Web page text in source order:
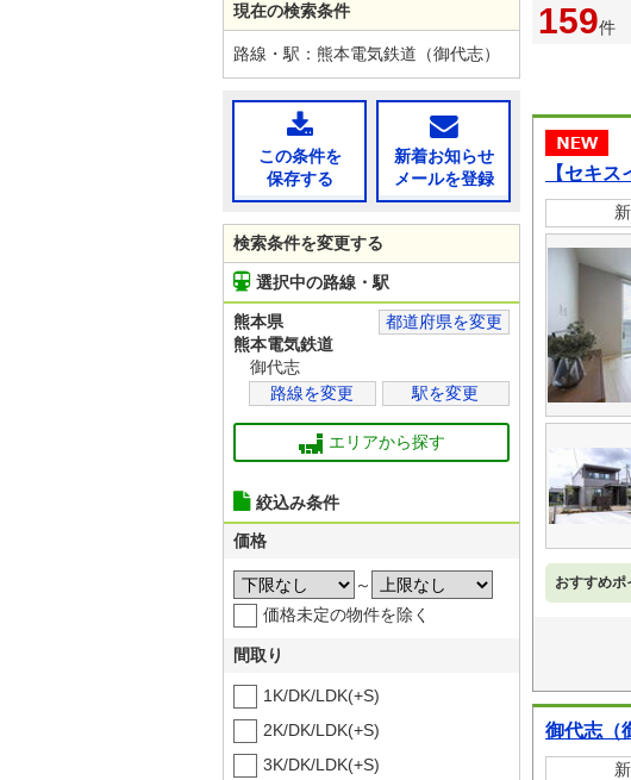
159件
【セキ
おすすめポ
御代志（
現在の検索条件
路線・駅：熊本電気鉄道（御代志）
この条件を
保存する
新着お知らせ
メールを登録
検索条件を変更する
選択中の路線・駅
熊本県
都道府県を変更
熊本電気鉄道
御代志
路線を変更
駅を変更
エリアから探す
絞込み条件
価格
～
価格未定の物件を除く
間取り
1K/DK/LDK(+S)
2K/DK/LDK(+S)
3K/DK/LDK(+S)